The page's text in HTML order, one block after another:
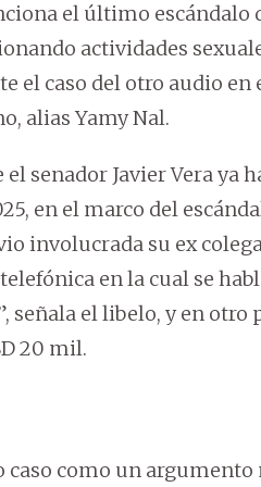
el último escándalo
actividades
el caso del otro audio
alias Yamy Nal.
senador Javier Vera ya
en el marco del
involucrada su ex
en la cual se
señala el libelo, y en otro
20 mil.
como un